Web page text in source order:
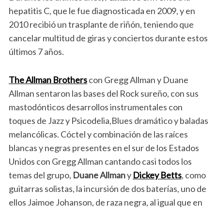
hepatitis C, que le fue diagnosticada en 2009, y en
2010 recibió un trasplante de riñón, teniendo que
cancelar multitud de giras y conciertos durante estos
últimos 7 años.
The Allman Brotherscon Gregg Allman y Duane
Allman sentaron las bases del Rock sureño, con sus
mastodónticos desarrollos instrumentales con
toques de Jazz y Psicodelia,Blues dramático y baladas
melancólicas. Cóctel y combinación de las raíces
blancas y negras presentes en el sur de los Estados
Unidos con Gregg Allman cantando casi todos los
temas del grupo, Duane Allmany Dickey Betts, como
guitarras solistas, la incursión de dos baterías, uno de
ellos Jaimoe Johanson, de raza negra, al igual que en